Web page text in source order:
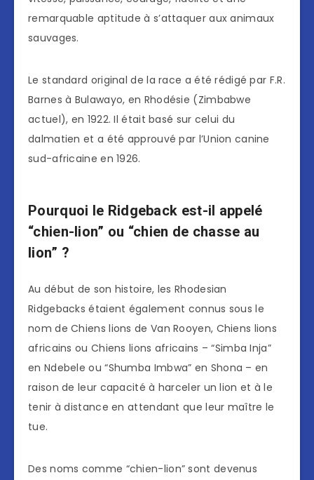
remarquable aptitude à s’attaquer aux animaux
sauvages.
Le standard original de la race a été rédigé par F.R.
Barnes à Bulawayo, en Rhodésie (Zimbabwe
actuel), en 1922. Il était basé sur celui du
dalmatien et a été approuvé par l’Union canine
sud-africaine en 1926.
Pourquoi le Ridgeback est-il appelé
“chien-lion” ou “chien de chasse au
lion” ?
Au début de son histoire, les Rhodesian
Ridgebacks étaient également connus sous le
nom de Chiens lions de Van Rooyen, Chiens lions
africains ou Chiens lions africains – “Simba Inja”
en Ndebele ou “Shumba Imbwa” en Shona – en
raison de leur capacité à harceler un lion et à le
tenir à distance en attendant que leur maître le
tue.
Des noms comme “chien-lion” sont devenus